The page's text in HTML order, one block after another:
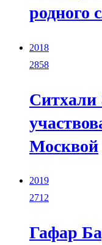
родного
2018
2858
Ситхали
Москвой
2019
2712
Гафар